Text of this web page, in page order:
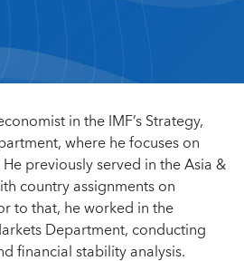
in the IMF’s Strategy,
where he focuses on
previously served in the Asia &
country assignments on
to that, he worked in the
Department, conducting
financial stability analysis.